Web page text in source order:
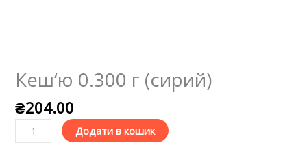
Кеш‘ю 0.300 г (сирий)
₴204.00
Додати в кошик